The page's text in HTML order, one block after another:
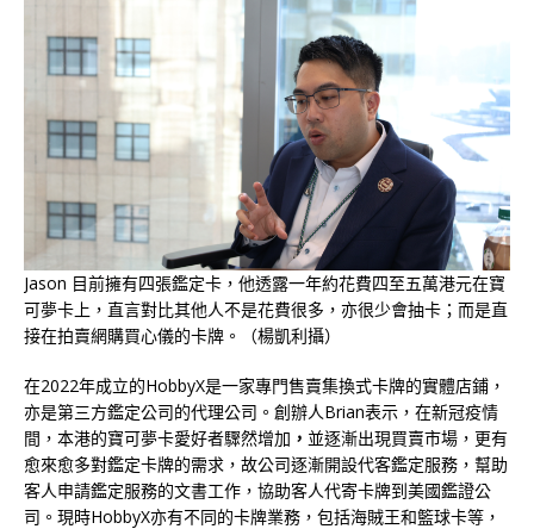
Jason 目前擁有四張鑑定卡，他透露一年約花費四至五萬港元在寶
可夢卡上，直言對比其他人不是花費很多，亦很少會抽卡；而是直
接在拍賣網購買心儀的卡牌。（楊凱利攝）
在2022年成立的HobbyX是一家專門售賣集換式卡牌的實體店鋪，
亦是第三方鑑定公司的代理公司。創辦人Brian表示，在新冠疫情
間，本港的寶可夢卡愛好者驟然增加 ， 並逐漸出現買賣市場，更有
愈來愈多對鑑定卡牌的需求，故公司逐漸開設代客鑑定服務，幫助
客人申請鑑定服務的文書工作，協助客人代寄卡牌到美國鑑證公
司。現時HobbyX亦有不同的卡牌業務，包括海賊王和籃球卡等，